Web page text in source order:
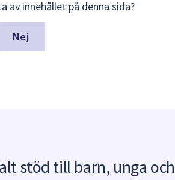
av innehållet på denna sida?
Nej
stöd till barn, unga